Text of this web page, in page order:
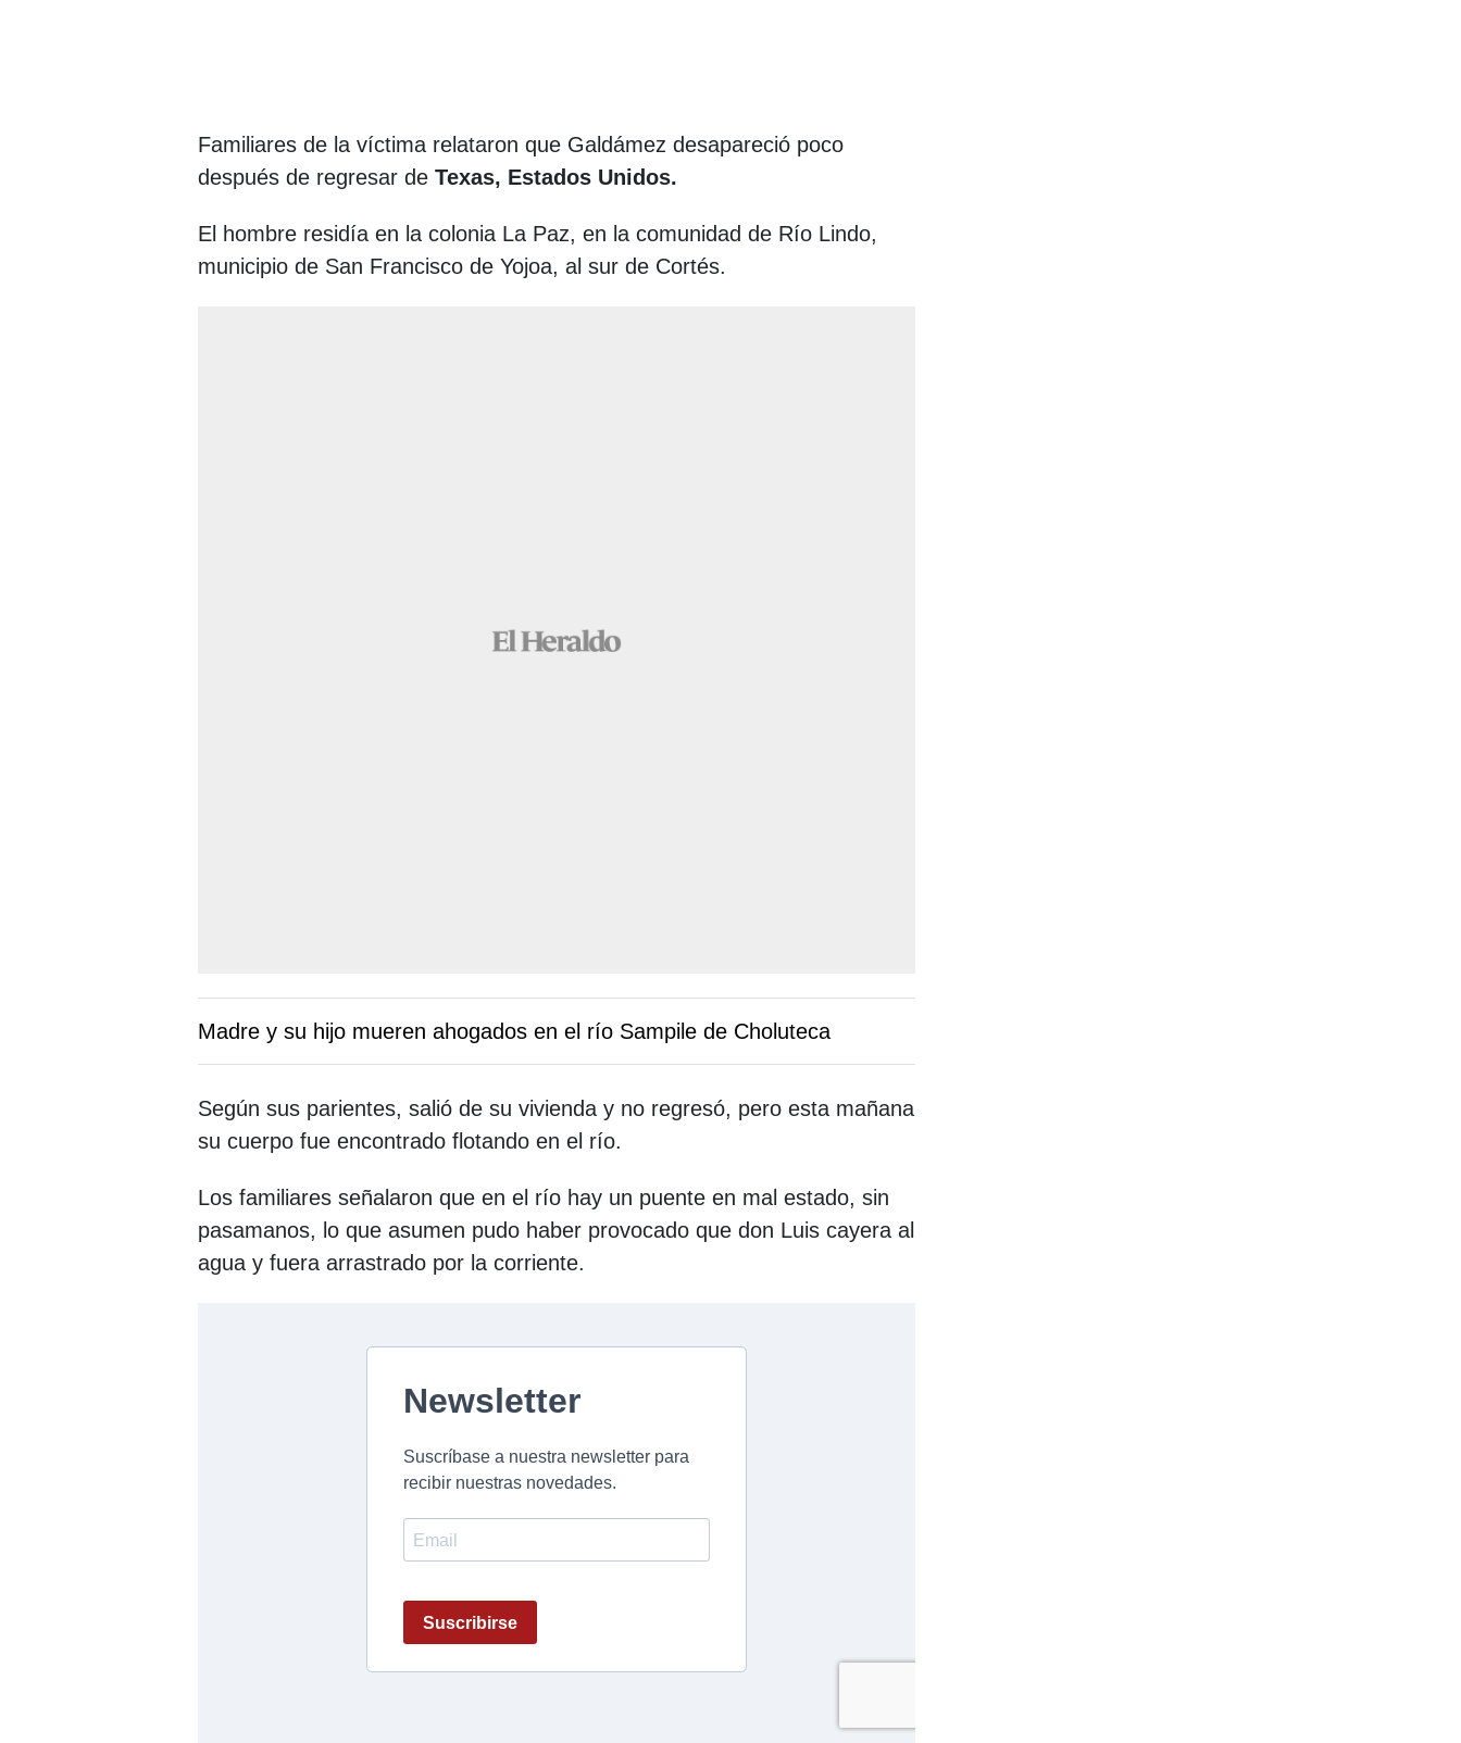
Familiares de la víctima relataron que Galdámez desapareció poco
después de regresar deTexas, Estados Unidos.
El hombre residía en la colonia La Paz, en la comunidad de Río Lindo,
municipio de San Francisco de Yojoa, al sur de Cortés.
Madre y su hijo mueren ahogados en el río Sampile de Choluteca
Según sus parientes, salió de su vivienda y no regresó, pero esta mañana
su cuerpo fue encontrado flotando en el río.
Los familiares señalaron que en el río hay un puente en mal estado, sin
pasamanos, lo que asumen pudo haber provocado que don Luis cayera al
agua y fuera arrastrado por la corriente.